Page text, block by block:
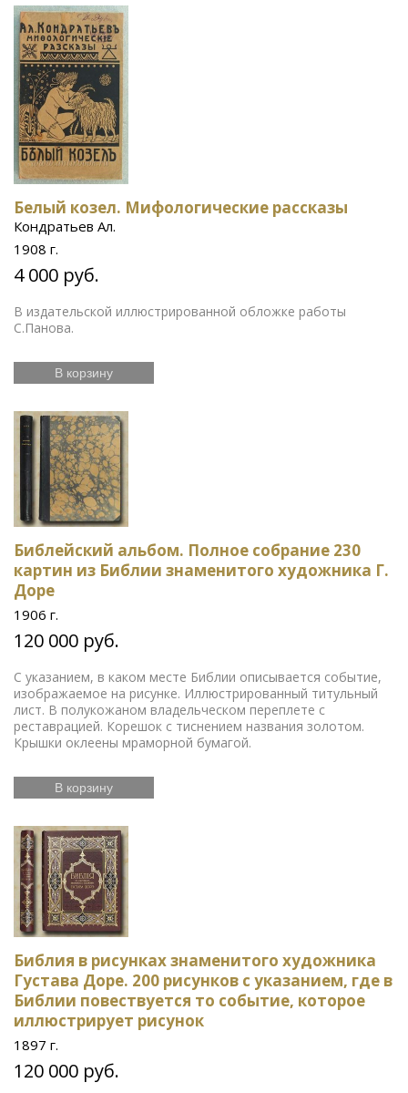
Белый козел. Мифологические рассказы
Кондратьев Ал.
1908 г.
4 000 руб.
В издательской иллюстрированной обложке работы
С.Панова.
В корзину
Библейский альбом. Полное собрание 230
картин из Библии знаменитого художника Г.
Доре
1906 г.
120 000 руб.
С указанием, в каком месте Библии описывается событие,
изображаемое на рисунке. Иллюстрированный титульный
лист. В полукожаном владельческом переплете с
реставрацией. Корешок с тиснением названия золотом.
Крышки оклеены мраморной бумагой.
В корзину
Библия в рисунках знаменитого художника
Густава Доре. 200 рисунков с указанием, где в
Библии повествуется то событие, которое
иллюстрирует рисунок
1897 г.
120 000 руб.